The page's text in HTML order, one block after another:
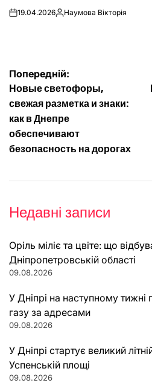
on19.04.2026Опубліковано
Наумова Вікторія
Навігація
записів
Попередній:
Новые светофоры,
свежая разметка и знаки:
как в Днепре
обеспечивают
безопасность на дорогах
Недавні записи
Оріль міліє та цвіте: що
Дніпропетровській області
09.08.2026
У Дніпрі на наступному
газу за адресами
09.08.2026
У Дніпрі стартує великий
Успенській площі
09.08.2026